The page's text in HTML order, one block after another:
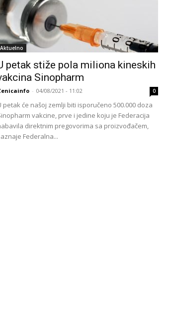
Aktuelno
petak stiže pola miliona kineskih
Sinopharm
- 04/08/2021 - 11:02 0
petak će našoj zemlji biti isporučeno 500.000 doza
vakcine, prve i jedine koju je Federacija
direktnim pregovorima sa proizvođačem,
Federalna...